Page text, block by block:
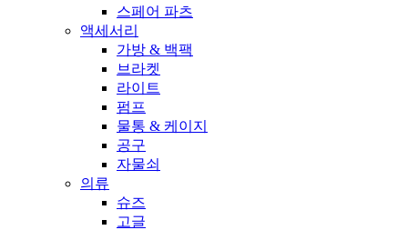
스페어 파츠
액세서리
가방 & 백팩
브라켓
라이트
펌프
물통 & 케이지
공구
자물쇠
의류
슈즈
고글